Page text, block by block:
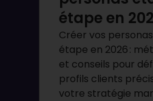
étape en
Créer vos
étape en 2026 :
et conseils pour
profils clients
votre stratégie